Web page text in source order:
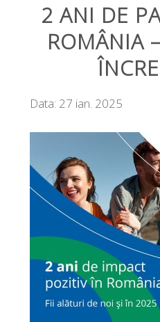
2 ANI DE
ROMÂNIA
Data: 27 ian. 2025